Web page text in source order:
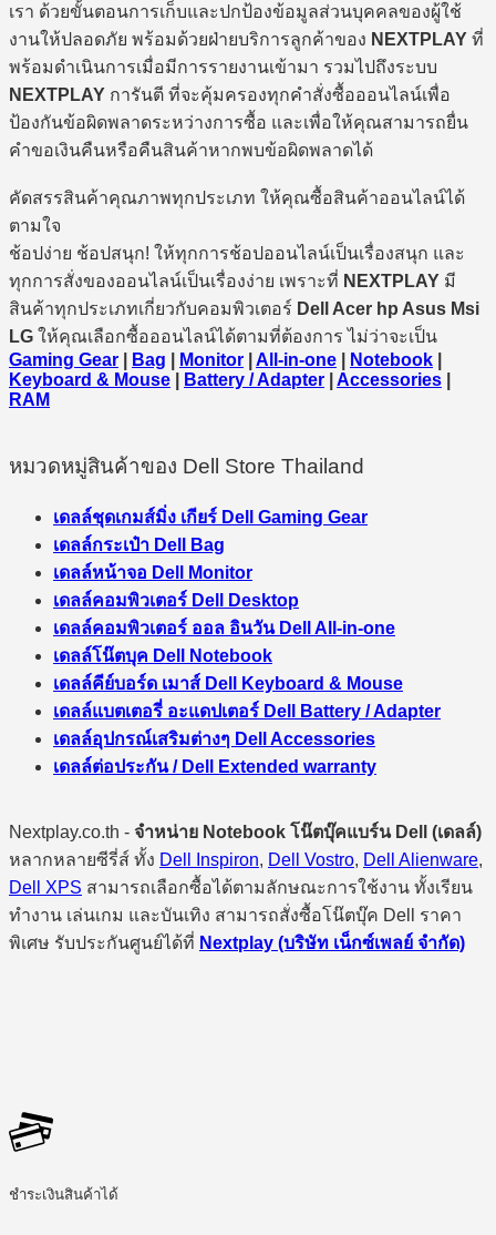
เรา ด้วยขั้นตอนการเก็บและปกป้องข้อมูลส่วนบุคคลของผู้ใช้
งานให้ปลอดภัย พร้อมด้วยฝ่ายบริการลูกค้าของ NEXTPLAY ที่
พร้อมดำเนินการเมื่อมีการรายงานเข้ามา รวมไปถึงระบบ
NEXTPLAY การันตี ที่จะคุ้มครองทุกคำสั่งซื้อออนไลน์เพื่อ
ป้องกันข้อผิดพลาดระหว่างการซื้อ และเพื่อให้คุณสามารถยื่น
คำขอเงินคืนหรือคืนสินค้าหากพบข้อผิดพลาดได้
คัดสรรสินค้าคุณภาพทุกประเภท ให้คุณซื้อสินค้าออนไลน์ได้
ตามใจ
ช้อปง่าย ช้อปสนุก! ให้ทุกการช้อปออนไลน์เป็นเรื่องสนุก และ
ทุกการสั่งของออนไลน์เป็นเรื่องง่าย เพราะที่ NEXTPLAY มี
สินค้าทุกประเภทเกี่ยวกับคอมพิวเตอร์ Dell Acer hp Asus Msi
LG ให้คุณเลือกซื้อออนไลน์ได้ตามที่ต้องการ ไม่ว่าจะเป็น
Gaming Gear
Bag Monitor All-in-one Notebook
Keyboard & Mouse
Battery / Adapter Accessories
RAM
หมวดหมู่สินค้าของ Dell Store Thailand
เดลล์ชุดเกมส์มิ่ง เกียร์ Dell Gaming Gear
เดลล์กระเป๋า Dell Bag
เดลล์หน้าจอ Dell Monitor
เดลล์คอมพิวเตอร์ Dell Desktop
เดลล์คอมพิวเตอร์ ออล อินวัน Dell All-in-one
เดลล์โน๊ตบุค Dell Notebook
เดลล์คีย์บอร์ด เมาส์ Dell Keyboard & Mouse
เดลล์แบตเตอรี่ อะแดปเตอร์ Dell Battery / Adapter
เดลล์อุปกรณ์เสริมต่างๆ Dell Accessories
เดลล์ต่อประกัน / Dell Extended warranty
Nextplay.co.th - จำหน่าย Notebook โน๊ตบุ๊คแบร์น Dell (เดลล์)
หลากหลายซีรี่ส์ ทั้ง Dell Inspiron, Dell Vostro, Dell Alienware,
Dell XPS สามารถเลือกซื้อได้ตามลักษณะการใช้งาน ทั้งเรียน
ทำงาน เล่นเกม และบันเทิง สามารถสั่งซื้อโน๊ตบุ๊ค Dell ราคา
พิเศษ รับประกันศูนย์ได้ที่ Nextplay (บริษัท เน็กซ์เพลย์ จำกัด)
ชำระเงินสินค้าได้